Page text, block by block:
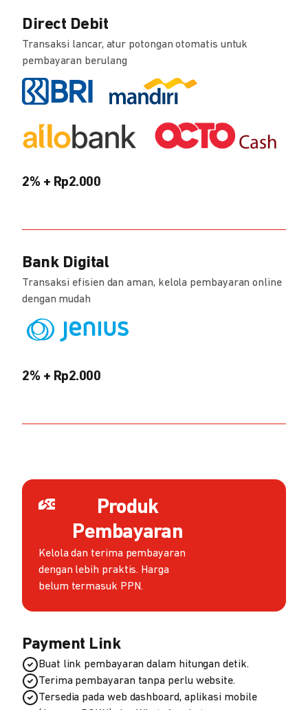
Direct Debit
Transaksi lancar, atur potongan otomatis untuk
pembayaran berulang
2% + Rp2.000
Bank Digital
Transaksi efisien dan aman, kelola pembayaran online
dengan mudah
2% + Rp2.000
Produk
Pembayaran
Kelola dan terima pembayaran
dengan lebih praktis. Harga
belum termasuk PPN.
Payment Link
Buat link pembayaran dalam hitungan detik.
Terima pembayaran tanpa perlu website.
Tersedia pada web dashboard, aplikasi mobile